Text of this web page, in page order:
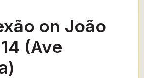
on João
(Ave